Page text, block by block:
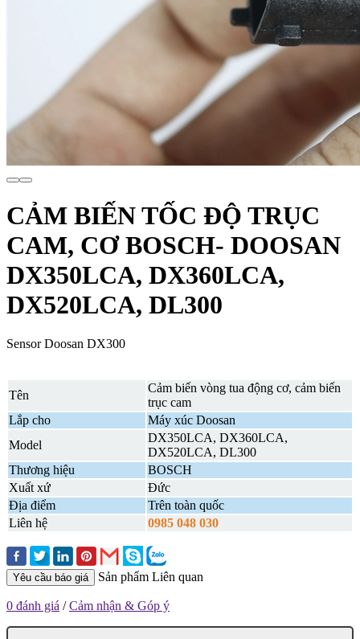
CẢM BIẾN TỐC ĐỘ TRỤC
CAM, CƠ BOSCH- DOOSAN
DX350LCA, DX360LCA,
DX520LCA, DL300
Sensor Doosan DX300
Tên
Cảm biến vòng tua động cơ, cảm biến
trục cam
Lắp cho
Máy xúc Doosan
Model
DX350LCA, DX360LCA,
DX520LCA, DL300
Thương hiệu
BOSCH
Xuất xứ
Đức
Địa điểm
Trên toàn quốc
Liên hệ
0985 048 030
Yêu cầu báo giá Sản phẩm Liên quan
0 đánh giá /Cảm nhận & Góp ý